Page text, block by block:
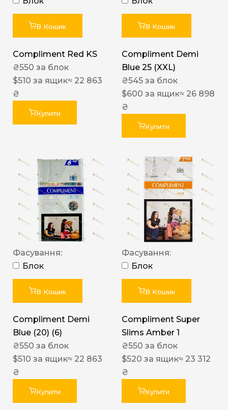
В Кошик
Compliment Red KS
₴550 за блок
$510 за ящик≈ 22 863
₴
Купити
В Кошик
Compliment Demi
Blue 25 (XXL)
₴545 за блок
$600 за ящик≈ 26 898
₴
Купити
Фасування:
Блок
В Кошик
Compliment Demi
Blue (20) (6)
₴550 за блок
$510 за ящик≈ 22 863
₴
Купити
Фасування:
Блок
В Кошик
Compliment Super
Slims Amber 1
₴550 за блок
$520 за ящик≈ 23 312
₴
Купити